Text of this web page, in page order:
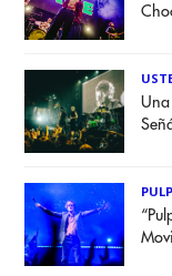
Una
PULP